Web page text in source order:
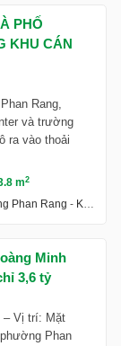
PHỐ
KHU CÁN
Rang,
và trường
ra vào thoải
m2
Phan Rang - Khánh Hoà
Minh
3,6 tỷ
– Vị trí: Mặt
Phan